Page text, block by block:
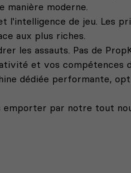
moderne.
l'intelligence de jeu. Les
aux plus riches.
les assauts. Pas de
et vos compétences
dédiée performante,
par notre tout